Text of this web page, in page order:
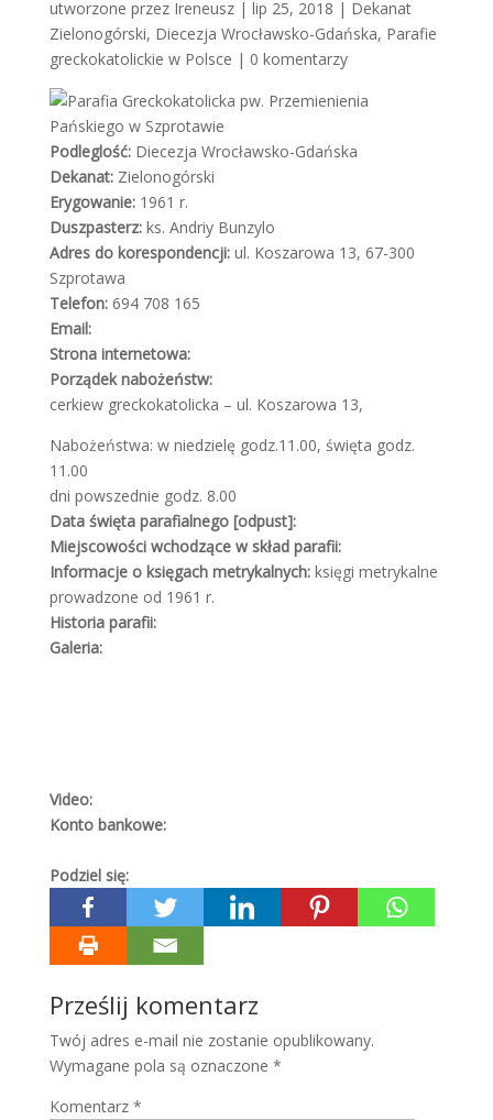
utworzone przez Ireneusz| lip 25, 2018 | Dekanat
Zielonogórski, Diecezja Wrocławsko-Gdańska, Parafie
greckokatolickie w Polsce | 0 komentarzy
Podleglość:Diecezja Wrocławsko-Gdańska
Dekanat:Zielonogórski
Erygowanie:1961 r.
Duszpasterz:ks. Andriy Bunzylo
Adres do korespondencji:ul. Koszarowa 13, 67-300
Szprotawa
Telefon:694 708 165
Email:
Strona internetowa:
Porządek nabożeństw:
cerkiew greckokatolicka – ul. Koszarowa 13,
Nabożeństwa: w niedzielę godz.11.00, święta godz.
11.00
dni powszednie godz. 8.00
Data święta parafialnego [odpust]:
Miejscowości wchodzące w skład parafii:
Informacje o księgach metrykalnych:księgi metrykalne
prowadzone od 1961 r.
Historia parafii:
Galeria:
Video:
Konto bankowe:
Podziel się:
Prześlij komentarz
Twój adres e-mail nie zostanie opublikowany.
Wymagane pola są oznaczone *
Komentarz *